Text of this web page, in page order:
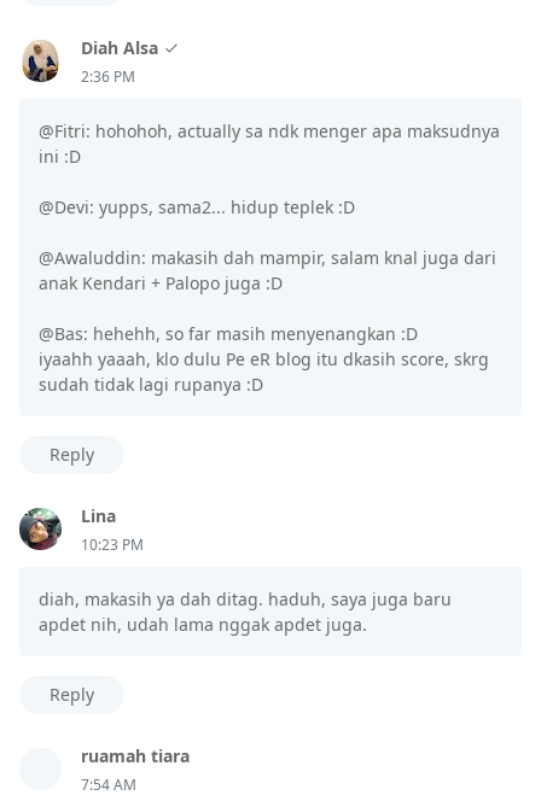
Diah Alsa
2:36 PM
@Fitri: hohohoh, actually sa ndk menger apa maksudnya
ini :D
@Devi: yupps, sama2... hidup teplek :D
@Awaluddin: makasih dah mampir, salam knal juga dari
anak Kendari + Palopo juga :D
@Bas: hehehh, so far masih menyenangkan :D
iyaahh yaaah, klo dulu Pe eR blog itu dkasih score, skrg
sudah tidak lagi rupanya :D
Reply
Lina
10:23 PM
diah, makasih ya dah ditag. haduh, saya juga baru
apdet nih, udah lama nggak apdet juga.
Reply
ruamah tiara
7:54 AM